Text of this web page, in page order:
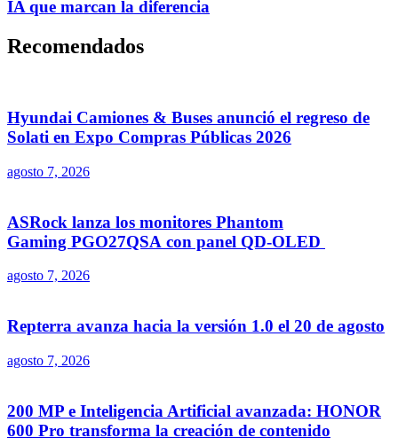
IA que marcan la diferencia
Recomendados
Hyundai Camiones & Buses anunció el regreso de
Solati en Expo Compras Públicas 2026
agosto 7, 2026
ASRock lanza los monitores Phantom
Gaming PGO27QSA con panel QD-OLED
agosto 7, 2026
Repterra avanza hacia la versión 1.0 el 20 de agosto
agosto 7, 2026
200 MP e Inteligencia Artificial avanzada: HONOR
600 Pro transforma la creación de contenido